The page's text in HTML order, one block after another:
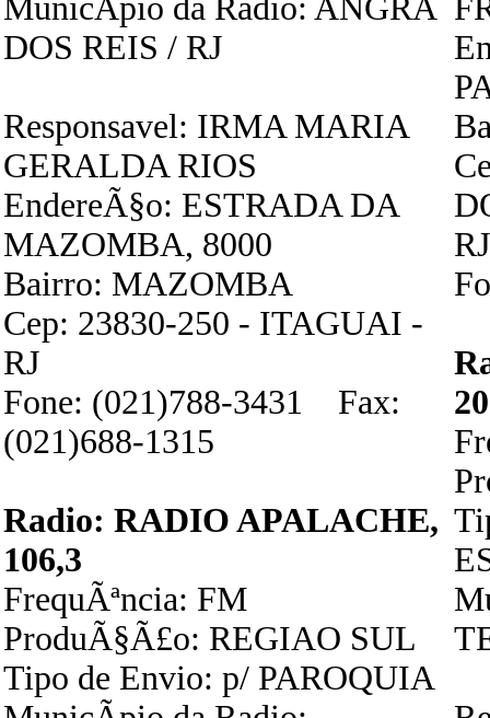
MunicÃ­pio da Radio: ANGRA
DOS REIS / RJ
Responsavel: IRMA MARIA
GERALDA RIOS
EndereÃ§o: ESTRADA DA
MAZOMBA, 8000
Bairro: MAZOMBA
Cep: 23830-250 - ITAGUAI -
RJ
Fone: (021)788-3431 Fax:
(021)688-1315
Radio: RADIO APALACHE,
106,3
FrequÃªncia: FM
ProduÃ§Ã£o: REGIAO SUL
Tipo de Envio: p/ PAROQUIA
RJ